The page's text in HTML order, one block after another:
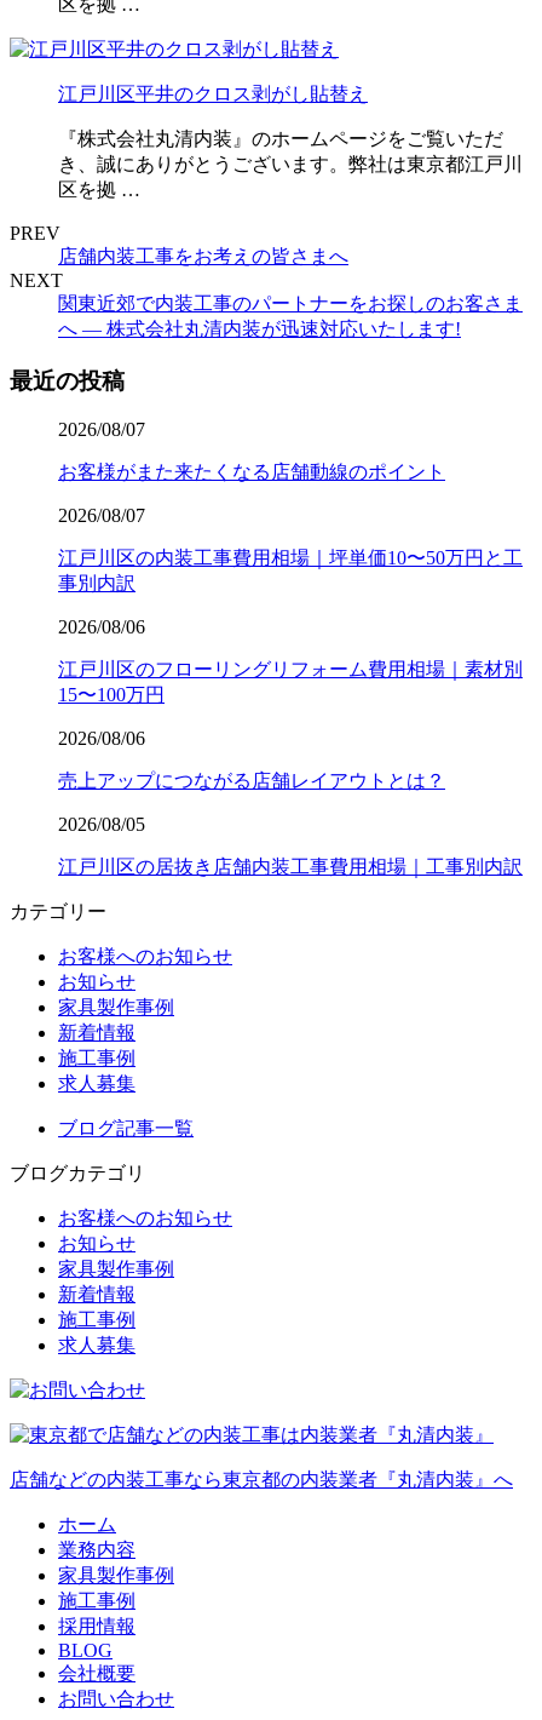
江戸川区平井のクロス剥がし貼替え
『株式会社丸清内装』のホームページをご覧いただ
き、誠にありがとうございます。弊社は東京都江戸川
区を拠 …
PREV
店舗内装工事をお考えの皆さまへ
NEXT
関東近郊で内装工事のパートナーをお探しのお客さま
へ — 株式会社丸清内装が迅速対応いたします!
最近の投稿
2026/08/07
お客様がまた来たくなる店舗動線のポイント
2026/08/07
江戸川区の内装工事費用相場｜坪単価10〜50万円と工
事別内訳
2026/08/06
江戸川区のフローリングリフォーム費用相場｜素材別
15〜100万円
2026/08/06
売上アップにつながる店舗レイアウトとは？
2026/08/05
江戸川区の居抜き店舗内装工事費用相場｜工事別内訳
カテゴリー
お客様へのお知らせ
お知らせ
家具製作事例
新着情報
施工事例
求人募集
ブログ記事一覧
ブログカテゴリ
お客様へのお知らせ
お知らせ
家具製作事例
新着情報
施工事例
求人募集
店舗などの内装工事なら東京都の内装業者『丸清内装』へ
ホーム
業務内容
家具製作事例
施工事例
採用情報
BLOG
会社概要
お問い合わせ